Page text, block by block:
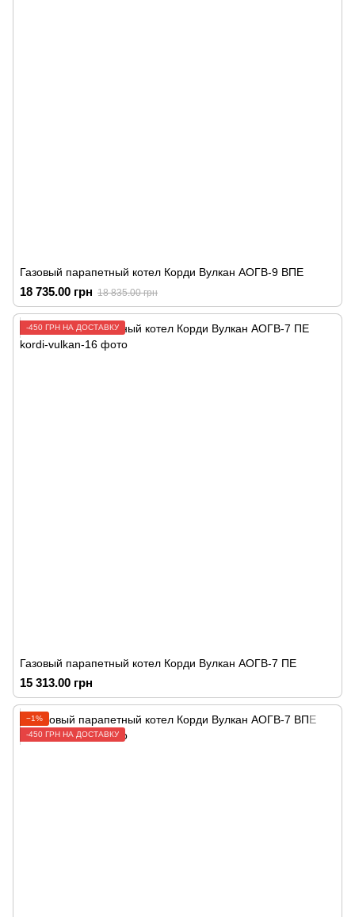
Газовый парапетный котел Корди Вулкан АОГВ-9 ВПЕ
18 735.00 грн 18 835.00 грн
-450 ГРН НА ДОСТАВКУ
Газовый парапетный котел Корди Вулкан АОГВ-7 ПЕ
15 313.00 грн
−1%
-450 ГРН НА ДОСТАВКУ